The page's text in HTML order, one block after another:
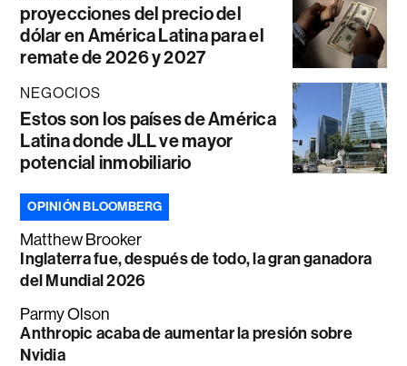
proyecciones del precio del
dólar en América Latina para el
remate de 2026 y 2027
NEGOCIOS
Estos son los países de América
Latina donde JLL ve mayor
potencial inmobiliario
OPINIÓN BLOOMBERG
Matthew Brooker
Inglaterra fue, después de todo, la gran ganadora
del Mundial 2026
Parmy Olson
Anthropic acaba de aumentar la presión sobre
Nvidia